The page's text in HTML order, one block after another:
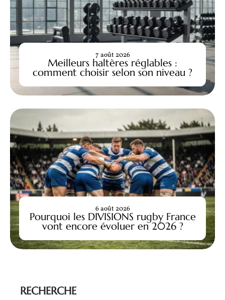
Meilleurs haltères réglables :
comment choisir selon son niveau ?
7 août 2026
Pourquoi les DIVISIONS rugby France
vont encore évoluer en 2026 ?
6 août 2026
RECHERCHE